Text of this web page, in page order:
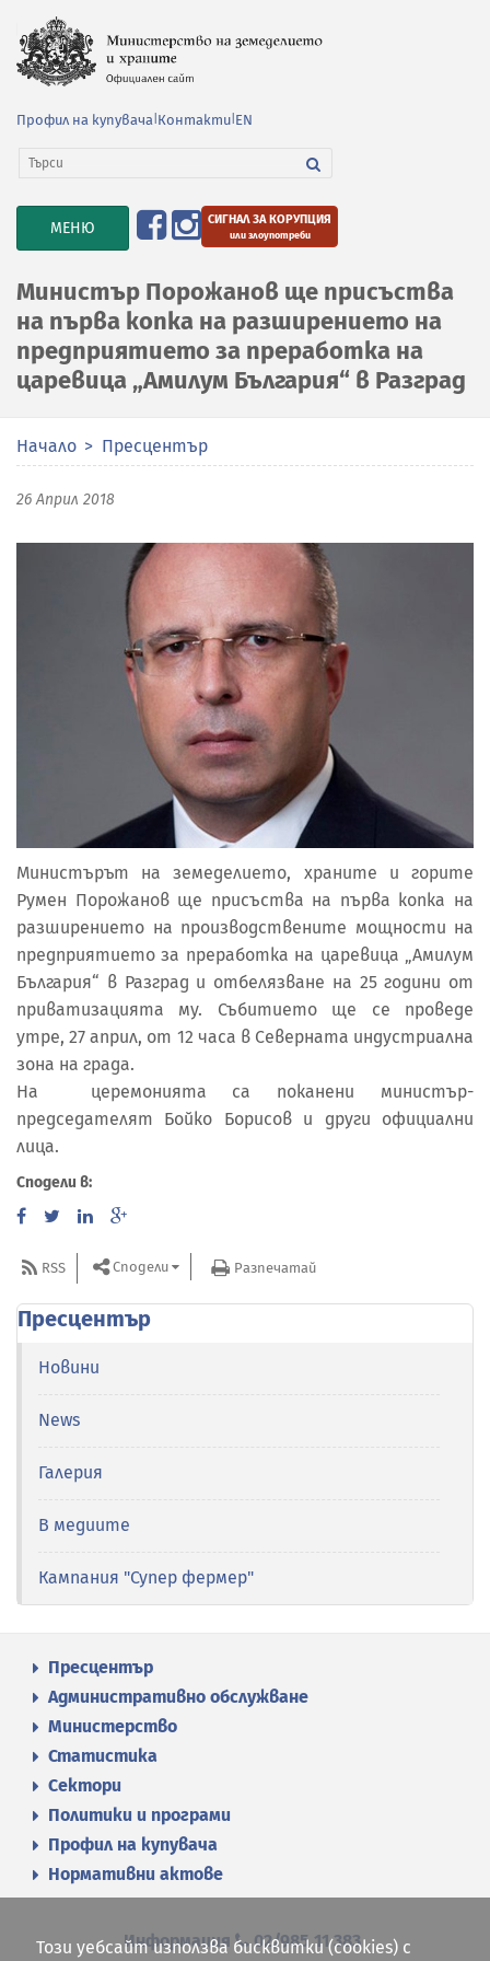
Профил на купувача Контакти EN
TOGGLE
NAVIGATION
МЕНЮ СИГНАЛ ЗА КОРУПЦИЯ
или злоупотреби
Министър Порожанов ще присъства
на първа копка на разширението на
предприятието за преработка на
царевица „Амилум България“ в Разград
Начало Пресцентър
26 Април 2018
Министърът на земеделието, храните и горите
Румен Порожанов ще присъства на първа копка на
разширението на производствените мощности на
предприятието за преработка на царевица „Амилум
България“ в Разград и отбелязване на 25 години от
приватизацията му. Събитието ще се проведе
утре, 27 април, от 12 часа в Северната индустриална
зона на града.
На церемонията са поканени министър-
председателят Бойко Борисов и други официални
лица.
Сподели в:
RSS Сподели Разпечатай
Пресцентър
Новини
News
Галерия
В медиите
Кампания "Супер фермер"
Пресцентър
Административно обслужване
Министерство
Статистика
Сектори
Политики и програми
Профил на купувача
Нормативни актове
Информация 02/985 11 383
Този уебсайт използва бисквитки (cookies) с